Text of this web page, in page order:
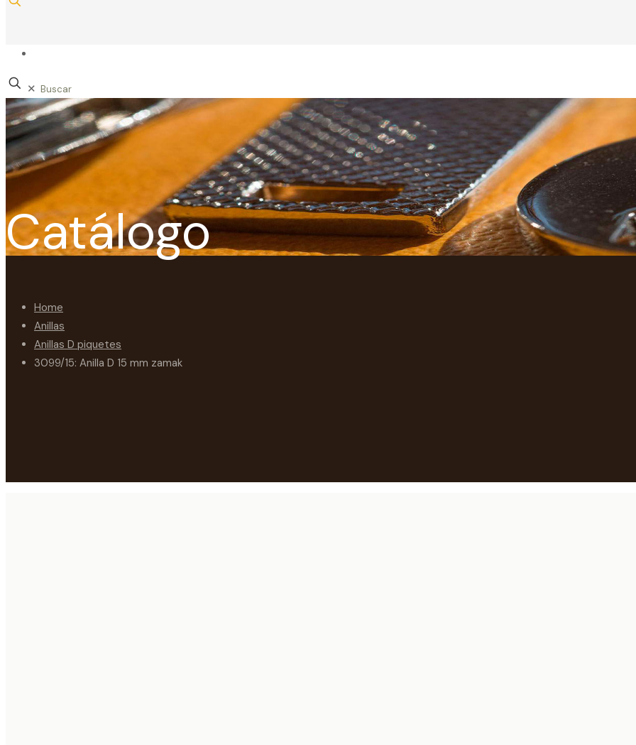
✕
Catálogo
Home
Anillas
Anillas D piquetes
3099/15: Anilla D 15 mm zamak